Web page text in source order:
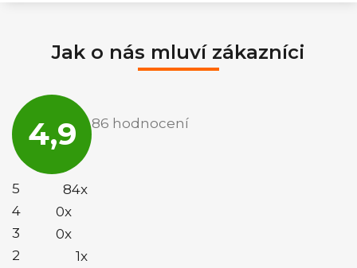
Jak o nás mluví zákazníci
4,9
obchodu
je
86 hodnocení
5
84x
4
0x
3
0x
2
1x